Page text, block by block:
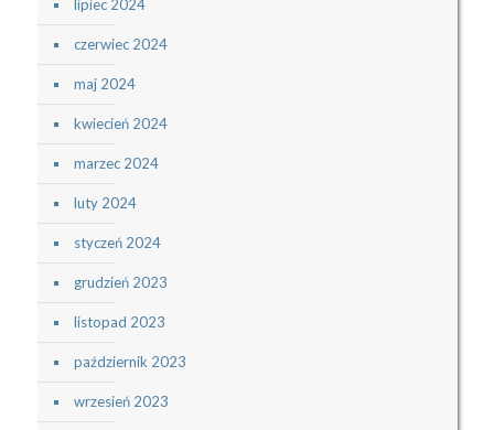
lipiec 2024
czerwiec 2024
maj 2024
kwiecień 2024
marzec 2024
luty 2024
styczeń 2024
grudzień 2023
listopad 2023
październik 2023
wrzesień 2023